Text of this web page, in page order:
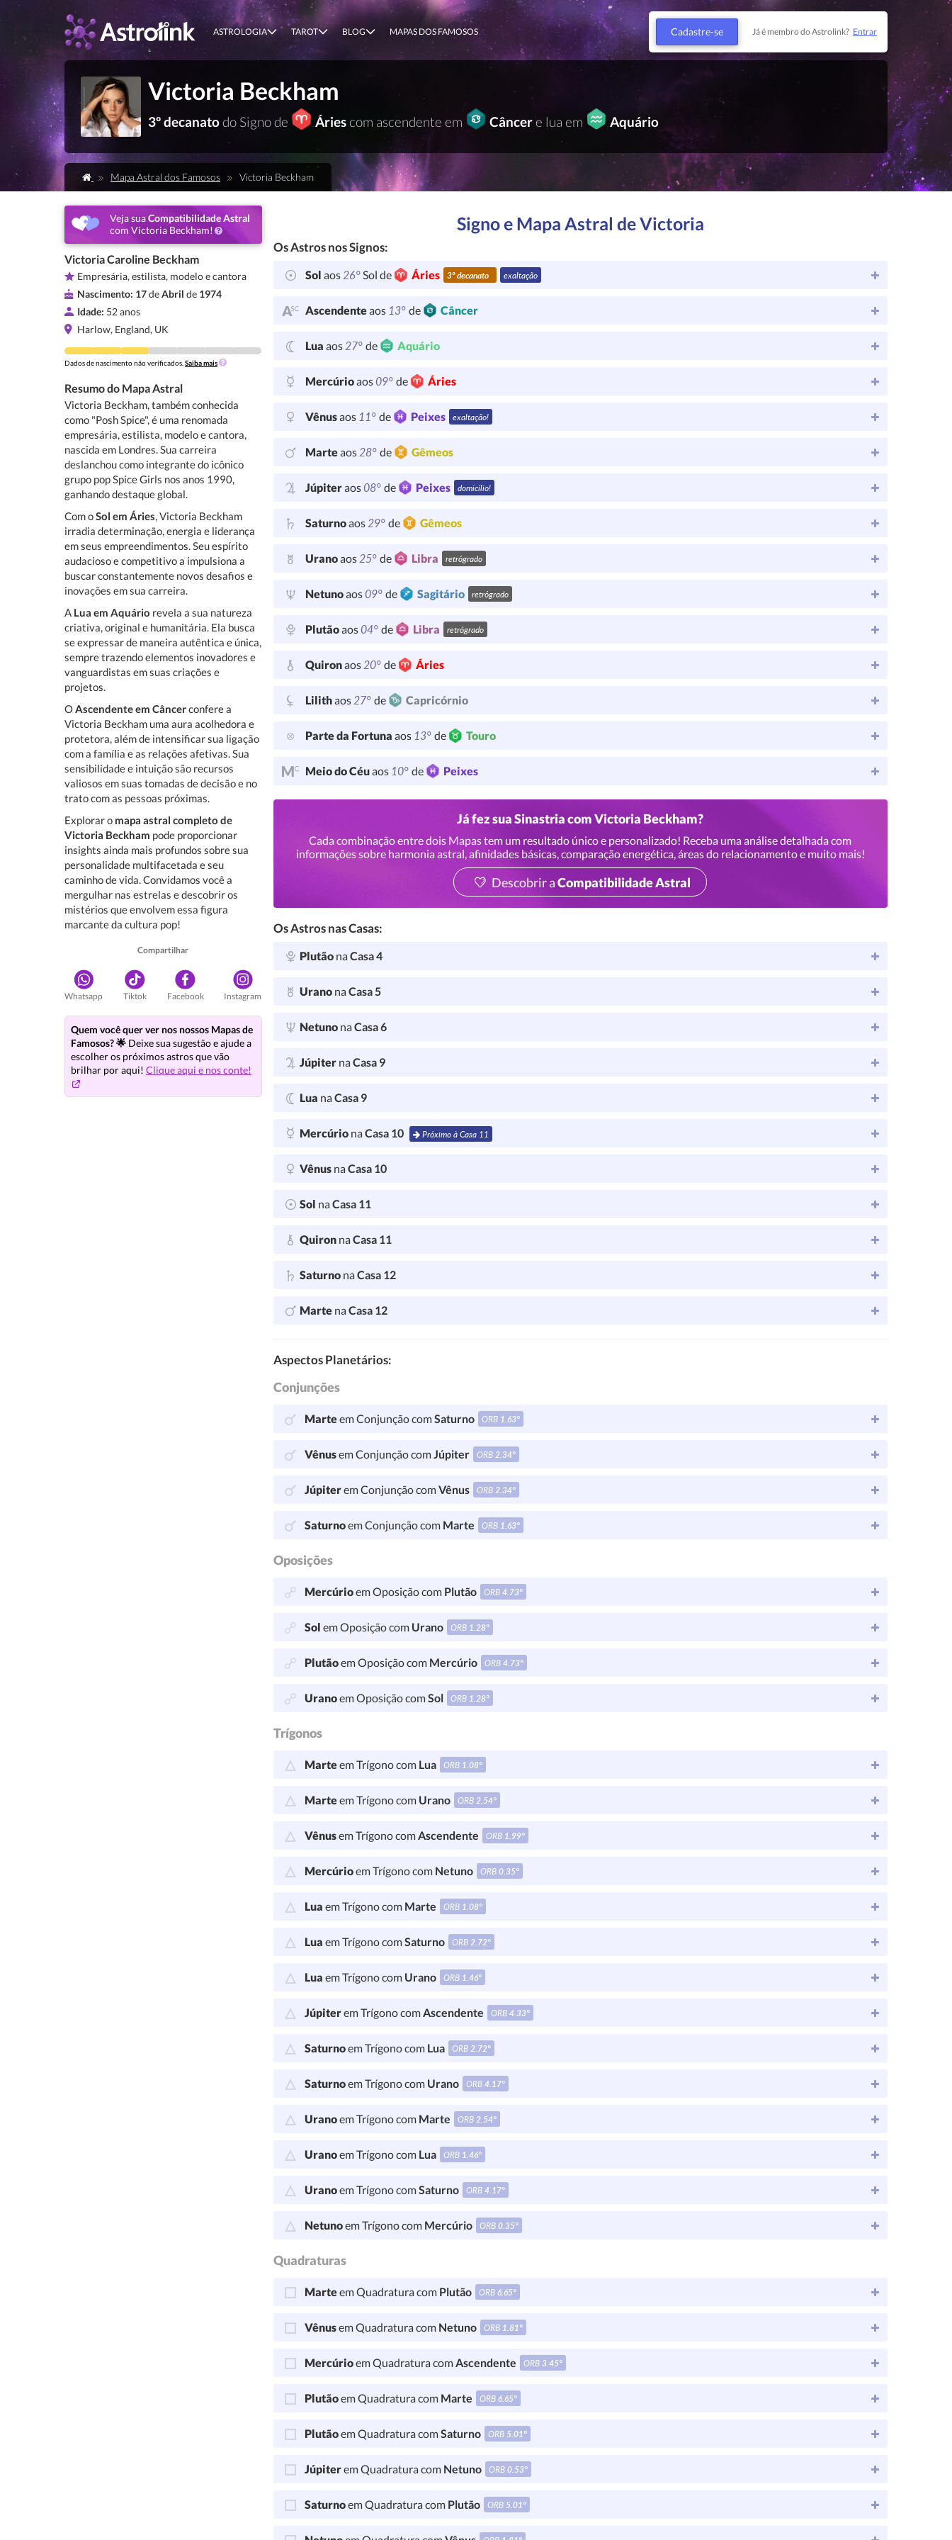
ASTROLOGIA TAROT BLOG MAPAS DOS FAMOSOS Cadastre-se Já é membro do Astrolink? Entrar
Victoria Beckham
3º decanatodo Signo de Áriescom ascendente em Câncere lua em Aquário
Mapa Astral dos Famosos Victoria Beckham
Veja suaCompatibilidade Astral
com Victoria Beckham!
Victoria Caroline Beckham
Empresária, estilista, modelo e cantora
Nascimento: 17deAbril de 1974
Idade: 52 anos
Harlow, England, UK
Dados de nascimento não verificados. Saiba mais
Resumo do Mapa Astral
Victoria Beckham, também conhecida
como "Posh Spice", é uma renomada
empresária, estilista, modelo e cantora,
nascida em Londres. Sua carreira
deslanchou como integrante do icônico
grupo pop Spice Girls nos anos 1990,
ganhando destaque global.
Com oSol em Áries, Victoria Beckham
irradia determinação, energia e liderança
em seus empreendimentos. Seu espírito
audacioso e competitivo a impulsiona a
buscar constantemente novos desafios e
inovações em sua carreira.
A Lua em Aquário revela a sua natureza
criativa, original e humanitária. Ela busca
se expressar de maneira autêntica e única,
sempre trazendo elementos inovadores e
vanguardistas em suas criações e
projetos.
OAscendente em Câncerconfere a
Victoria Beckham uma aura acolhedora e
protetora, além de intensificar sua ligação
com a família e as relações afetivas. Sua
sensibilidade e intuição são recursos
valiosos em suas tomadas de decisão e no
trato com as pessoas próximas.
Explorar o mapa astral completo de
Victoria Beckham pode proporcionar
insights ainda mais profundos sobre sua
personalidade multifacetada e seu
caminho de vida. Convidamos você a
mergulhar nas estrelas e descobrir os
mistérios que envolvem essa figura
marcante da cultura pop!
Compartilhar
Whatsapp Tiktok Facebook Instagram
Quem você quer ver nos nossos Mapas de
Famosos? 🌟 Deixe sua sugestão e ajude a
escolher os próximos astros que vão
brilhar por aqui! Clique aqui e nos conte!
Signo e Mapa Astral de Victoria
Os Astros nos Signos:
Sol aos26°Sol de Áries 3º decanato exaltação
Ascendenteaos 13° de Câncer
Lua aos27° de Aquário
Mercúrioaos09° de Áries
Vênusaos 11° de Peixes exaltação!
Marteaos28° de Gêmeos
Júpiteraos08° de Peixes domicílio!
Saturnoaos29° de Gêmeos
Uranoaos25° de Libra retrógrado
Netunoaos09° de Sagitário retrógrado
Plutãoaos04° de Libra retrógrado
Quironaos20° de Áries
Lilithaos27° de Capricórnio
Parte da Fortuna aos 13° de Touro
Meio do Céuaos 10° de Peixes
Já fez sua Sinastria com Victoria Beckham?
Cada combinação entre dois Mapas tem um resultado único e personalizado! Receba uma análise detalhada com
informações sobre harmonia astral, afinidades básicas, comparação energética, áreas do relacionamento e muito mais!
Descobrir aCompatibilidade Astral
Os Astros nas Casas:
Plutão naCasa 4
Urano naCasa 5
Netuno naCasa 6
Júpiter naCasa 9
Lua naCasa 9
Mercúrio naCasa 10 Próximo à Casa 11
Vênus naCasa 10
Sol naCasa 11
Quiron naCasa 11
Saturno naCasa 12
Marte naCasa 12
Aspectos Planetários:
Conjunções
Marteem Conjunção comSaturno ORB 1.63°
Vênusem Conjunção comJúpiter ORB2.34°
Júpiterem Conjunção comVênus ORB2.34°
Saturnoem Conjunção com Marte ORB 1.63°
Oposições
Mercúrioem Oposição com Plutão ORB4.73°
Sol em Oposição com Urano ORB 1.28°
Plutãoem Oposição com Mercúrio ORB4.73°
Uranoem Oposição comSol ORB 1.28°
Trígonos
Marteem Trígono com Lua ORB 1.08°
Marteem Trígono com Urano ORB2.54°
Vênusem Trígono comAscendente ORB 1.99°
Mercúrioem Trígono com Netuno ORB0.35°
Lua em Trígono com Marte ORB 1.08°
Lua em Trígono comSaturno ORB2.72°
Lua em Trígono com Urano ORB 1.46°
Júpiterem Trígono comAscendente ORB4.33°
Saturnoem Trígono com Lua ORB2.72°
Saturnoem Trígono com Urano ORB4.17°
Uranoem Trígono com Marte ORB2.54°
Uranoem Trígono com Lua ORB 1.46°
Uranoem Trígono comSaturno ORB4.17°
Netunoem Trígono com Mercúrio ORB0.35°
Quadraturas
Marteem Quadratura com Plutão ORB6.65°
Vênusem Quadratura com Netuno ORB 1.81°
Mercúrioem Quadratura comAscendente ORB3.45°
Plutãoem Quadratura com Marte ORB6.65°
Plutãoem Quadratura comSaturno ORB 5.01°
Júpiterem Quadratura com Netuno ORB0.53°
Saturnoem Quadratura com Plutão ORB 5.01°